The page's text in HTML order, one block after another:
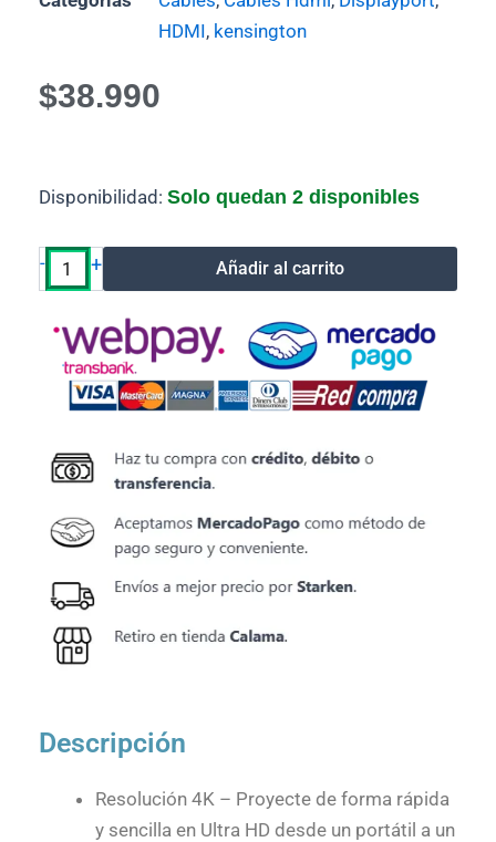
HDMI, kensington
$38.990
Disponibilidad: Solo quedan 2 disponibles
-
Cable
Adaptador
Display
Port
HDMI
Kensington
VM4000
cantidad
+ Añadir al carrito
Descripción
Resolución 4K – Proyecte de forma rápida
y sencilla en Ultra HD desde un portátil a un